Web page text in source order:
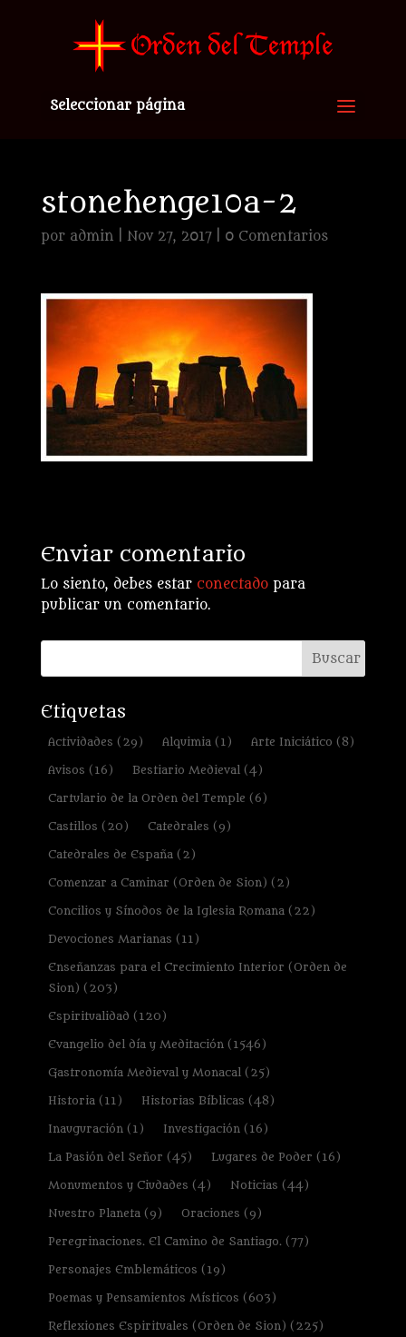
Seleccionar página
stonehenge10a-2
por admin Nov 27, 2017| 0 Comentarios
Enviar comentario
Lo siento, debes estar conectadopara
publicar un comentario.
Etiquetas
Actividades (29) Alquimia(1) Arte Iniciático (8)
Avisos (16) Bestiario Medieval(4)
Cartulario de la Orden del Temple (6)
Castillos (20) Catedrales (9)
Catedrales de España(2)
Comenzar a Caminar (Orden de Sion) (2)
Concilios y Sínodos de la Iglesia Romana(22)
Devociones Marianas (11)
Enseñanzas para el Crecimiento Interior (Orden de
Sion) (203)
Espiritualidad (120)
Evangelio del día y Meditación(1546)
Gastronomía Medieval y Monacal(25)
Historia(11) Historias Bíblicas (48)
Inauguración(1) Investigación(16)
La Pasión del Señor (45) Lugares de Poder (16)
Monumentos y Ciudades (4) Noticias (44)
Nuestro Planeta(9) Oraciones (9)
Peregrinaciones. El Camino de Santiago.(77)
Personajes Emblemáticos (19)
Poemas y Pensamientos Místicos (603)
Reflexiones Espirituales (Orden de Sion) (225)